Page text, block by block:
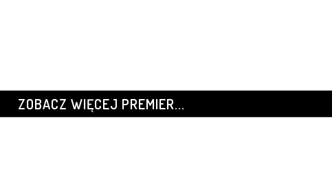
ZOBACZ WIĘCEJ PREMIER...